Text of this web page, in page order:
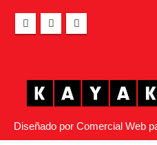
Diseñado por Comercial Web